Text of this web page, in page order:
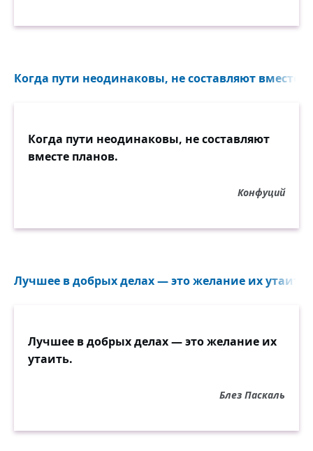
Когда пути неодинаковы, не составляют вместе
Когда пути неодинаковы, не составляют
вместе планов.
Конфуций
Лучшее в добрых делах — это желание их
Лучшее в добрых делах — это желание их
утаить.
Блез Паскаль